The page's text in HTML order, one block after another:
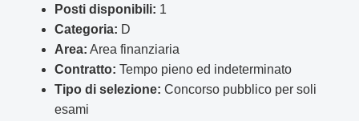
Posti disponibili: 1
Categoria: D
Area: Area finanziaria
Contratto: Tempo pieno ed indeterminato
Tipo di selezione: Concorso pubblico per soli
esami